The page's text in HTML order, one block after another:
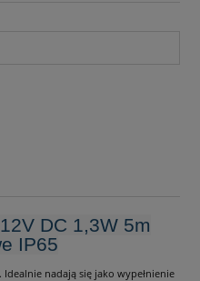
płatności
DC 1,3W 5m
IP65
nadają się jako wypełnienie